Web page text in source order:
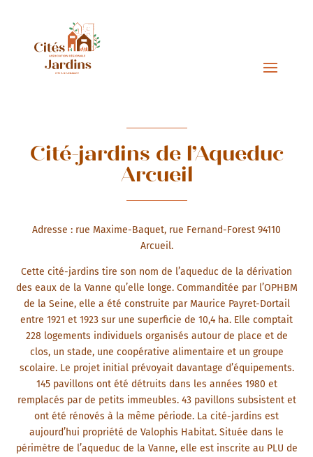
Cité-jardins de l’Aqueduc
Arcueil
Adresse : rue Maxime-Baquet, rue Fernand-Forest 94110
Arcueil.
Cette cité-jardins tire son nom de l’aqueduc de la dérivation
des eaux de la Vanne qu’elle longe. Commanditée par l’OPHBM
de la Seine, elle a été construite par Maurice Payret-Dortail
entre 1921 et 1923 sur une superficie de 10,4 ha. Elle comptait
228 logements individuels organisés autour de place et de
clos, un stade, une coopérative alimentaire et un groupe
scolaire. Le projet initial prévoyait davantage d’équipements.
145 pavillons ont été détruits dans les années 1980 et
remplacés par de petits immeubles. 43 pavillons subsistent et
ont été rénovés à la même période. La cité-jardins est
aujourd’hui propriété de Valophis Habitat. Située dans le
périmètre de l’aqueduc de la Vanne, elle est inscrite au PLU de